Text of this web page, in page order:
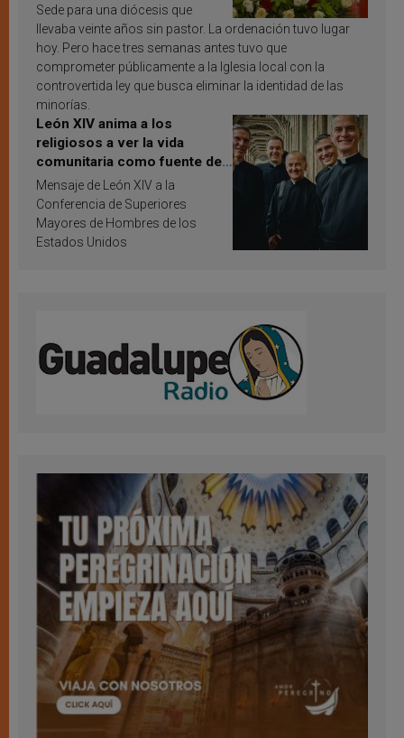
Sede para una diócesis que
llevaba veinte años sin pastor. La ordenación tuvo lugar
hoy. Pero hace tres semanas antes tuvo que
comprometer públicamente a la Iglesia local con la
controvertida ley que busca eliminar la identidad de las
minorías.
León XIV anima a los
religiosos a ver la vida
comunitaria como fuente de
inspiración y santificación
Mensaje de León XIV a la
Conferencia de Superiores
Mayores de Hombres de los
Estados Unidos